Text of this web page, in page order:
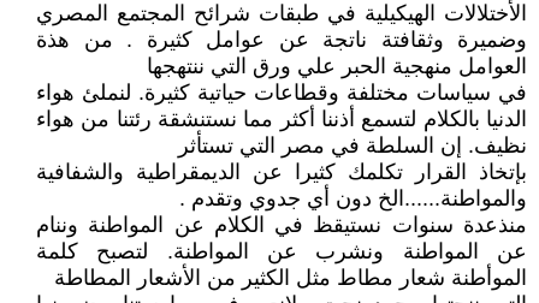
الأختلالات الهيكيلية في طبقات شرائح المجتمع المصري
وضميرة وثقافتة ناتجة عن عوامل كثيرة . من هذة
العوامل منهجية الحبر علي ورق التي ننتهجها
في سياسات مختلفة وقطاعات حياتية كثيرة. لنملئ هواء
الدنيا بالكلام لتسمع أذننا أكثر مما نستنشقة رئتنا من هواء
نظيف. إن السلطة في مصر التي تستأثر
بإتخاذ القرار تكلمك كثيرا عن الديمقراطية والشفافية
والمواطنة......الخ دون أي جدوي وتقدم .
منذعدة سنوات نستيقظ في الكلام عن المواطنة وننام
عن المواطنة ونشرب عن المواطنة. لتصبح كلمة
الموأطنة شعار مطاط مثل الكثير من الأشعار المطاطة